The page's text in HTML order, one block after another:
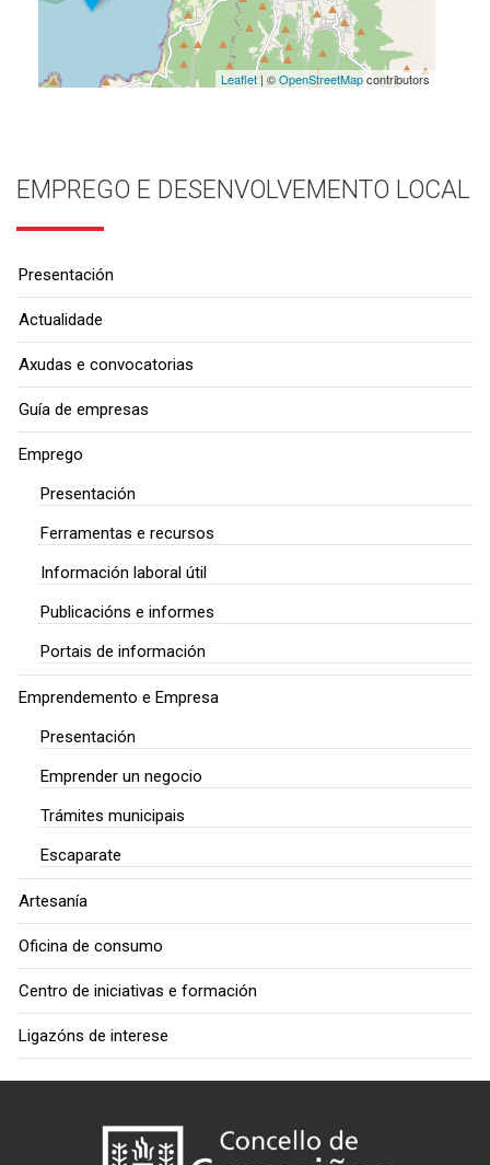
Leaflet| ©OpenStreetMapcontributors
EMPREGO E DESENVOLVEMENTO LOCAL
Presentación
Actualidade
Axudas e convocatorias
Guía de empresas
Emprego
Presentación
Ferramentas e recursos
Información laboral útil
Publicacións e informes
Portais de información
Emprendemento e Empresa
Presentación
Emprender un negocio
Trámites municipais
Escaparate
Artesanía
Oficina de consumo
Centro de iniciativas e formación
Ligazóns de interese